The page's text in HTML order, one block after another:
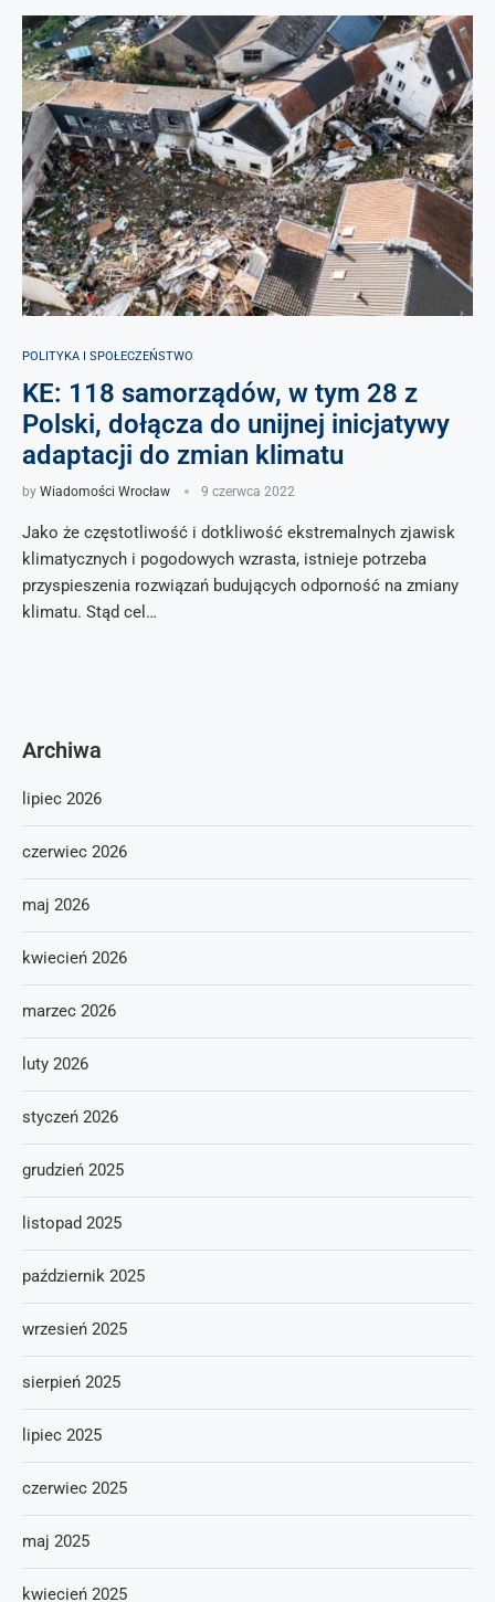
POLITYKA I SPOŁECZEŃSTWO
KE: 118 samorządów, w tym 28 z
Polski, dołącza do unijnej inicjatywy
adaptacji do zmian klimatu
by Wiadomości Wrocław 9 czerwca 2022
Jako że częstotliwość i dotkliwość ekstremalnych zjawisk
klimatycznych i pogodowych wzrasta, istnieje potrzeba
przyspieszenia rozwiązań budujących odporność na zmiany
klimatu. Stąd cel…
Archiwa
lipiec 2026
czerwiec 2026
maj 2026
kwiecień 2026
marzec 2026
luty 2026
styczeń 2026
grudzień 2025
listopad 2025
październik 2025
wrzesień 2025
sierpień 2025
lipiec 2025
czerwiec 2025
maj 2025
kwiecień 2025